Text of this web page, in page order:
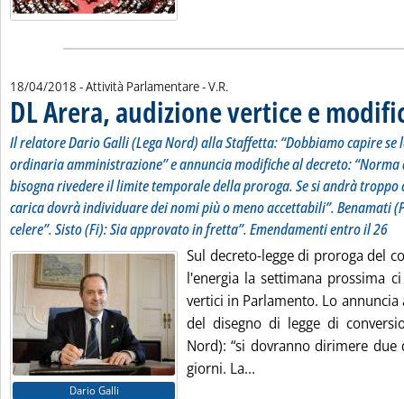
18/04/2018 - Attività Parlamentare -di:
V.R.
DL Arera, audizione vertice e
Il relatore Dario Galli (Lega Nord) alla Staffetta: “Dobbiamo capire se
ordinaria amministrazione” e annuncia modifiche al decreto: “Norma
bisogna rivedere il limite temporale della proroga. Se si andrà
carica dovrà individuare dei nomi più o meno accettabili”. Benamati
celere”. Sisto (Fi): Sia approvato in fretta”. Emendamenti entro il 26
Dario Galli
Sul decreto-legge di proroga del
l'energia la settimana prossima
vertici in Parlamento. Lo
del disegno di legge di
Nord): “si dovranno dirimere
giorni. La...